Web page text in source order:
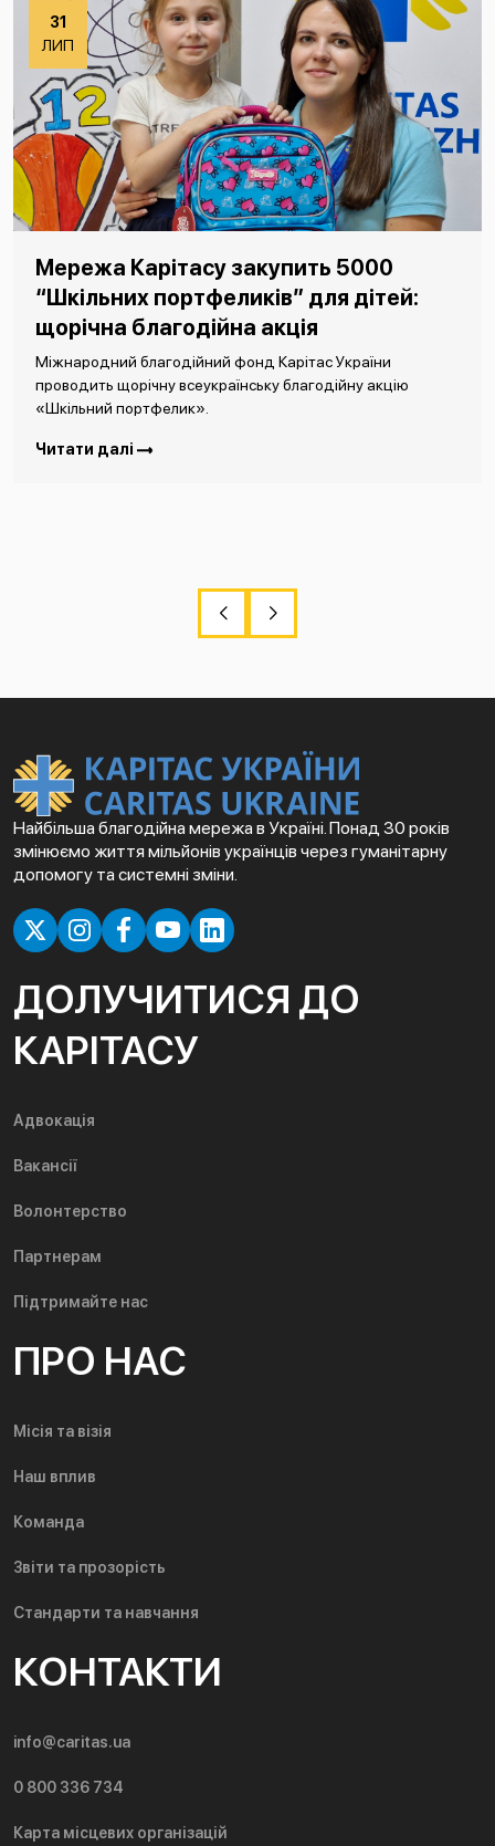
31
ЛИП
Мережа Карітасу закупить 5000
“Шкільних портфеликів” для дітей:
щорічна благодійна акція
Міжнародний благодійний фонд Карітас України
проводить щорічну всеукраїнську благодійну акцію
«Шкільний портфелик».
Читати далі
Найбільша благодійна мережа в Україні. Понад 30 років
змінюємо життя мільйонів українців через гуманітарну
допомогу та системні зміни.
ДОЛУЧИТИСЯ ДО
КАРІТАСУ
Адвокація
Вакансії
Волонтерство
Партнерам
Підтримайте нас
ПРО НАС
Місія та візія
Наш вплив
Команда
Звіти та прозорість
Стандарти та навчання
КОНТАКТИ
info@caritas.ua
0 800 336 734
Карта місцевих організацій